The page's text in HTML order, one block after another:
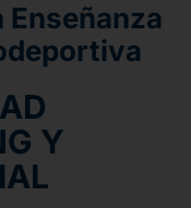
Enseñanza
Y